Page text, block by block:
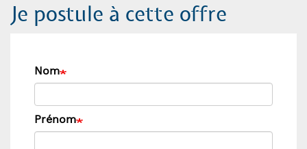
Je postule à cette offre
Nom
Prénom